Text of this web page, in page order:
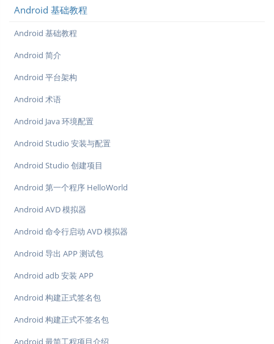
Android 基础教程
Android 基础教程
Android 简介
Android 平台架构
Android 术语
Android Java 环境配置
Android Studio 安装与配置
Android Studio 创建项目
Android 第一个程序 HelloWorld
Android AVD 模拟器
Android 命令行启动 AVD 模拟器
Android 导出 APP 测试包
Android adb 安装 APP
Android 构建正式签名包
Android 构建正式不签名包
Android 最简工程项目介绍